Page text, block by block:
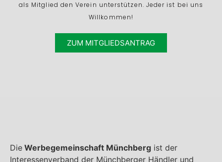
als Mitglied den Verein unterstützen. Jeder ist bei uns
Willkommen!
ZUM MITGLIEDSANTRAG
Die Werbegemeinschaft Münchberg ist der
Interessenverband der Münchberger Händler und